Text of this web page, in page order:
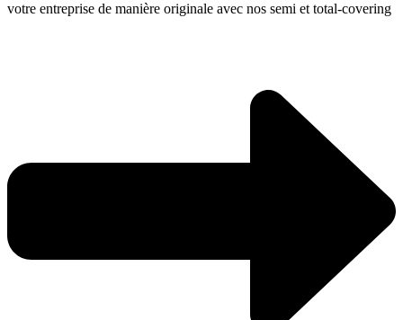
votre entreprise de manière originale avec nos semi et total-covering